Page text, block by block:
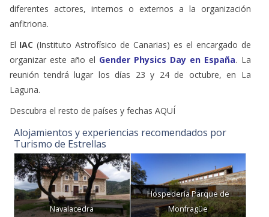
diferentes actores, internos o externos a la organización
anfitriona.
El IAC (Instituto Astrofísico de Canarias) es el encargado de
organizar este año el Gender Physics Day en España. La
reunión tendrá lugar los días 23 y 24 de octubre, en La
Laguna.
Descubra el resto de países y fechas AQUÍ
Alojamientos y experiencias recomendados por
Turismo de Estrellas
Navalacedra
Hospedería Parque de
Monfragüe